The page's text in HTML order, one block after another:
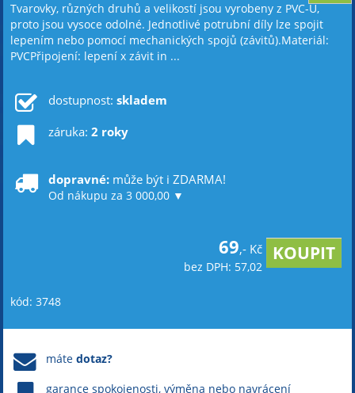
Tvarovky, různých druhů a velikostí jsou vyrobeny z PVC-U,
proto jsou vysoce odolné. Jednotlivé potrubní díly lze spojit
lepením nebo pomocí mechanických spojů (závitů).Materiál:
PVCPřipojení: lepení x závit in ...
dostupnost: skladem
záruka: 2 roky
dopravné: může být i ZDARMA!
Od nákupu za 3 000,00 ▼
69,- Kč
bez DPH: 57,02
kód: 3748
mátedotaz?
garance spokojenosti, výměna nebo navrácení